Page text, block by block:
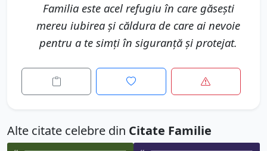
Familia este acel refugiu în care găsești
mereu iubirea și căldura de care ai nevoie
pentru a te simți în siguranță și protejat.
Alte citate celebre din Citate Familie